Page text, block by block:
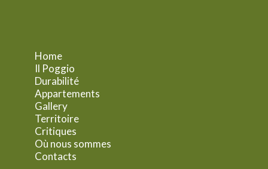
Home
Il Poggio
Durabilité
Appartements
Gallery
Territoire
Critiques
Où nous sommes
Contacts